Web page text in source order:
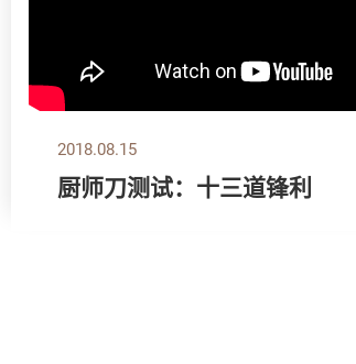
2018.08.15
厨师刀测试：十三道锋利